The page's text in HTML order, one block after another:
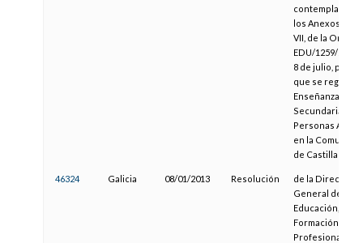
contemplada en
los Anexos V, VI
VII, de la Orden
EDU/1259/2008,
8 de julio, por la
que se regula la
Enseñanza
Secundaria para
Personas
en la
de Castilla y
46324 Galicia 08/01/2013 Resolución
de la Dirección
General de
Educación,
Formación
Profesional e